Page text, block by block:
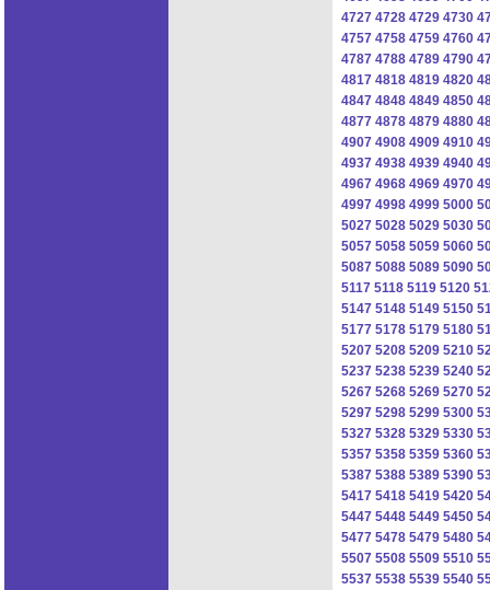
4727 4728 4729 4730
4757 4758 4759 4760
4787 4788 4789 4790
4817 4818 4819 4820
4847 4848 4849 4850
4877 4878 4879 4880
4907 4908 4909 4910
4937 4938 4939 4940
4967 4968 4969 4970
4997 4998 4999 5000
5027 5028 5029 5030
5057 5058 5059 5060
5087 5088 5089 5090
5117 5118 5119 5120
5147 5148 5149 5150
5177 5178 5179 5180
5207 5208 5209 5210
5237 5238 5239 5240
5267 5268 5269 5270
5297 5298 5299 5300
5327 5328 5329 5330
5357 5358 5359 5360
5387 5388 5389 5390
5417 5418 5419 5420
5447 5448 5449 5450
5477 5478 5479 5480
5507 5508 5509 5510
5537 5538 5539 5540